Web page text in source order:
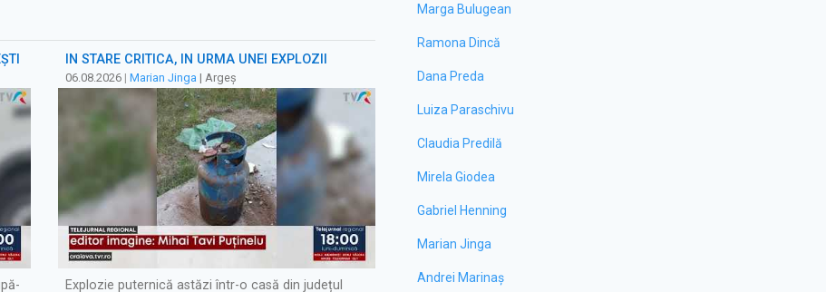
ÎN STARE CRITICĂ, ÎN URMA UNEI EXPLOZII
06.08.2026 | Marian Jinga | Argeș
Explozie puternică astăzi într-o casă din județul
Marga Bulugean
Ramona Dincă
Dana Preda
Luiza Paraschivu
Claudia Predilă
Mirela Giodea
Gabriel Henning
Marian Jinga
Andrei Marinaș